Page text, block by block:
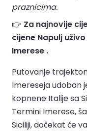
praznicima.
👉 Za najnovije
cijene Napulj
Imerese .
Putovanje
Imereseja udoban
kopnene Italije sa
Termini Imerese,
Siciliji, dočekat će